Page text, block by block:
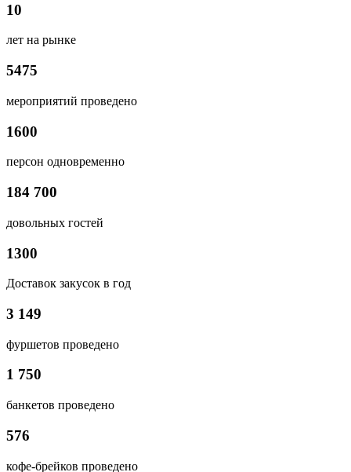
10
лет на рынке
5475
мероприятий проведено
1600
персон одновременно
184 700
довольных гостей
1300
Доставок закусок в год
3 149
фуршетов проведено
1 750
банкетов проведено
576
кофе-брейков проведено